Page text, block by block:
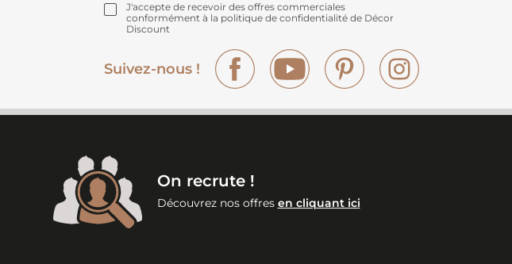
J'accepte de recevoir des offres commerciales
conformément à la politique de confidentialité de Décor
Discount
Suivez-nous !
Facebook YouTube Pinterest
On recrute !
Découvrez nos offres en cliquant ici